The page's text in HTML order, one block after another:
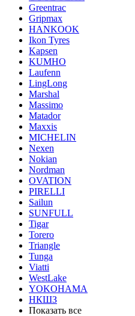
Greentrac
Gripmax
HANKOOK
Ikon Tyres
Kapsen
KUMHO
Laufenn
LingLong
Marshal
Massimo
Matador
Maxxis
MICHELIN
Nexen
Nokian
Nordman
OVATION
PIRELLI
Sailun
SUNFULL
Tigar
Torero
Triangle
Tunga
Viatti
WestLake
YOKOHAMA
НКШЗ
Показать все